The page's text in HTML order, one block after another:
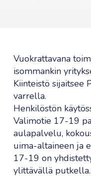
Vuokrattavana
isommankin
Kiinteistö sijaitsee
varrella.
Henkilöstön
Valimotie 17-19
aulapalvelu,
uima-altaineen ja
17-19 on
ylittävällä putkella.